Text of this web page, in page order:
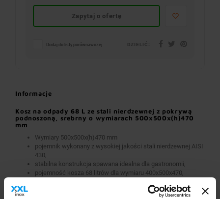
Zapytaj o ofertę
Dodaj do listy porównawczej
Informacje
Kosz na odpady 68 L ze stali nierdzewnej z pokrywą
podnoszoną, srebrny o wymiarach 500x500x(h)470
mm
Wymiary 500x500x(h)470 mm
pojemnik wykonany z wysokiej jakości stali nierdzewnej AISI
430,
stabilna konstrukcja spawana idealna dla gastronomii,
pojemność kosza 68 litrów dla wymiaru 400x500x470,